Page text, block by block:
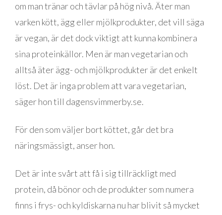
om man tränar och tävlar på hög nivå. Äter man
varken kött, ägg eller mjölkprodukter, det vill säga
är vegan, är det dock viktigt att kunna kombinera
sina proteinkällor. Men är man vegetarian och
alltså äter ägg- och mjölkprodukter är det enkelt
löst. Det är inga problem att vara vegetarian,
säger hon till dagensvimmerby.se.
För den som väljer bort köttet, går det bra
näringsmässigt, anser hon.
Det är inte svårt att få i sig tillräckligt med
protein, då bönor och de produkter som numera
finns i frys- och kyldiskarna nu har blivit så mycket